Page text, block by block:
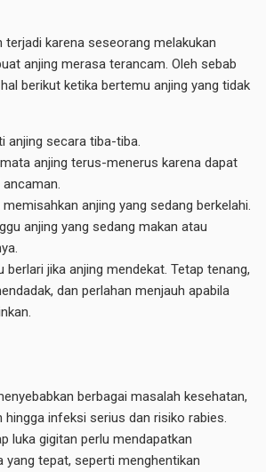
terjadi karena seseorang melakukan
anjing merasa terancam. Oleh sebab
berikut ketika bertemu anjing yang tidak
anjing secara tiba-tiba.
anjing terus-menerus karena dapat
anjing yang sedang berkelahi.
anjing yang sedang makan atau
berlari jika anjing mendekat. Tetap tenang,
dan perlahan menjauh apabila
berbagai masalah kesehatan,
hingga infeksi serius dan risiko rabies.
luka gigitan perlu mendapatkan
tepat, seperti menghentikan